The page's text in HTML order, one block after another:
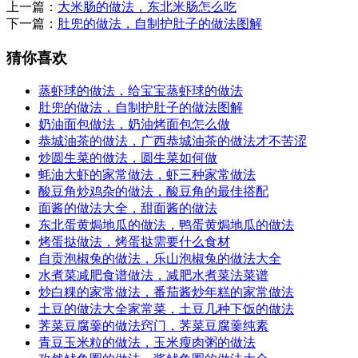
上一篇： 大米肠的做法，东北米肠怎么吃
下一篇： 肚兜的做法，自制护肚子的做法图解
猜你喜欢
蒸虾球的做法，给宝宝蒸虾球的做法
肚兜的做法，自制护肚子的做法图解
奶油面包做法，奶油烤面包怎么做
恭城油茶的做法，广西恭城油茶的做法才不苦涩
炒圆生菜的做法，圆生菜如何做
蚝油大虾的家常做法，虾三种家常做法
酸豆角炒鸡杂的做法，酸豆角的最佳搭配
面酱的做法大全，甜面酱的做法
东北蛋黄焗地瓜的做法，鸭蛋黄焗地瓜的做法
烤蛋挞做法，烤蛋挞需要什么食材
自贡泡椒兔的做法，乐山泡椒兔的做法大全
水煮菜减肥食谱做法，减肥水煮菜法菜谱
炒白粿的家常做法，番茄酱炒年糕的家常做法
土豆的做法大全家常菜，土豆几种下饭的做法
荠菜豆腐羹的做法窍门，荠菜豆腐羹纯素
青豆玉米粒的做法，玉米瘦肉粥的做法